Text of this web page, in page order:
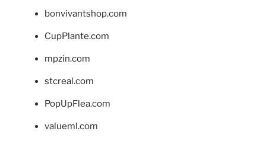
bonvivantshop.com
CupPlante.com
mpzin.com
stcreal.com
PopUpFlea.com
valueml.com